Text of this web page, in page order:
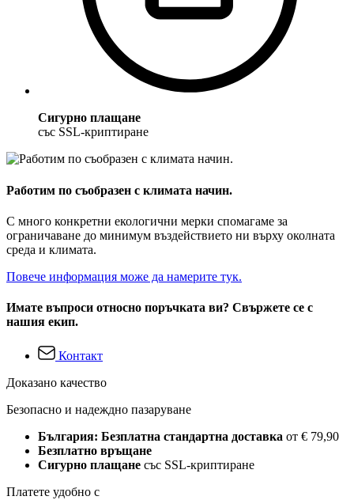
Сигурно плащане
със SSL-криптиране
Работим по съобразен с климата начин.
С много конкретни екологични мерки спомагаме за
ограничаване до минимум въздействието ни върху околната
среда и климата.
Повече информация може да намерите тук.
Имате въпроси относно поръчката ви? Свържете се с
нашия екип.
Контакт
Доказано качество
Безопасно и надеждно пазаруване
България: Безплатна стандартна доставка от € 79,90
Безплатно връщане
Сигурно плащане със SSL-криптиране
Платете удобно с